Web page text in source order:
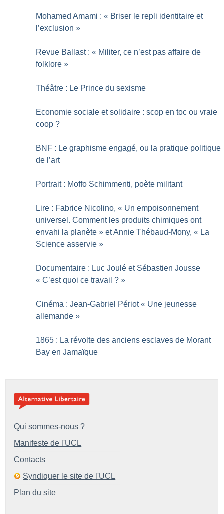
Mohamed Amami : « Briser le repli identitaire et
l’exclusion »
Revue Ballast : « Militer, ce n’est pas affaire de
folklore »
Théâtre : Le Prince du sexisme
Economie sociale et solidaire : scop en toc ou vraie
coop ?
BNF : Le graphisme engagé, ou la pratique politique
de l’art
Portrait : Moffo Schimmenti, poète militant
Lire : Fabrice Nicolino, « Un empoisonnement
universel. Comment les produits chimiques ont
envahi la planète » et Annie Thébaud-Mony, « La
Science asservie »
Documentaire : Luc Joulé et Sébastien Jousse
« C’est quoi ce travail ? »
Cinéma : Jean-Gabriel Périot « Une jeunesse
allemande »
1865 : La révolte des anciens esclaves de Morant
Bay en Jamaïque
Qui sommes-nous ?
Manifeste de l'UCL
Contacts
Syndiquer le site de l'UCL
Plan du site